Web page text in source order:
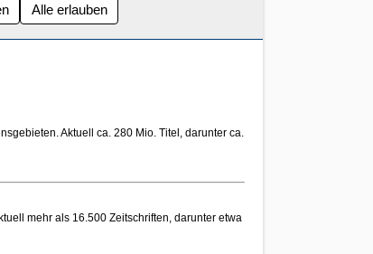
Alle erlauben
Aktuell ca. 280 Mio. Titel, darunter ca.
mehr als 16.500 Zeitschriften, darunter etwa